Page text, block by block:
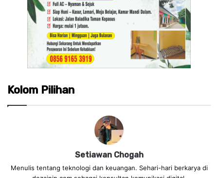
Kolom Pilihan
Setiawan Chogah
Menulis tentang teknologi dan keuangan. Sehari-hari berkarya di